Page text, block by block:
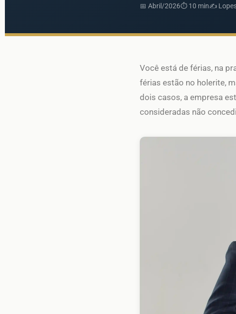
📅 Abril/2026⏱ 10 min✍️
Você está de férias, na
férias estão no holerite,
dois casos, a empresa
consideradas não